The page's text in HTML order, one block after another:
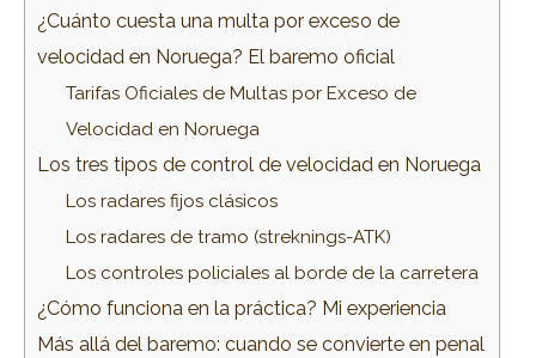
¿Cuánto cuesta una multa por exceso de
velocidad en Noruega? El baremo oficial
Tarifas Oficiales de Multas por Exceso de
Velocidad en Noruega
Los tres tipos de control de velocidad en Noruega
Los radares fijos clásicos
Los radares de tramo (streknings-ATK)
Los controles policiales al borde de la carretera
¿Cómo funciona en la práctica? Mi experiencia
Más allá del baremo: cuando se convierte en penal